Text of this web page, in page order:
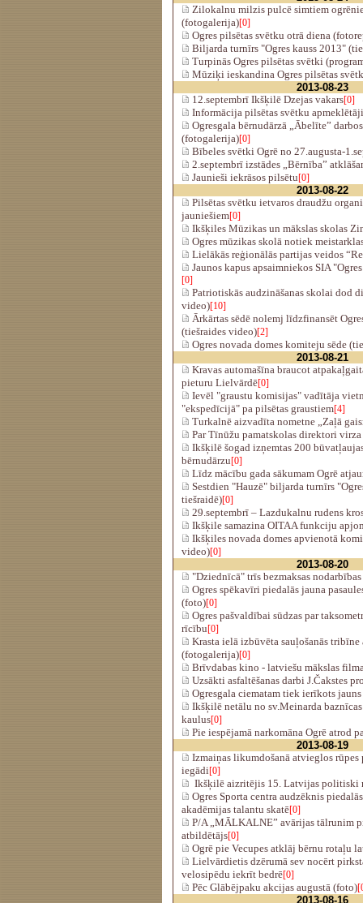
Zilokalnu milzis pulcē simtiem
(fotogalerija)[0]
Ogres pilsētas svētku otrā diena
Biljarda turnīrs "Ogres kauss 2013"
Turpinās Ogres pilsētas svētki
Mūziķi ieskandina Ogres pilsētas
2013-08-23
12.septembrī Ikšķilē Dzejas vakars[0]
Informācija pilsētas svētku
Ogresgala bērnudārzā „Ābelīte”
(fotogalerija)[0]
Bībeles svētki Ogrē no 27.augusta-
2.septembrī izstādes „Bērnība”
Jaunieši iekrāsos pilsētu[0]
2013-08-22
Pilsētas svētku ietvaros draudžu
jauniešiem[0]
Ikšķiles Mūzikas un mākslas skolas
Ogres mūzikas skolā notiek
Lielākās reģionālās partijas veidos
Jaunos kapus apsaimniekos SIA
[0]
Patriotiskās audzināšanas skolai dod
video)[10]
Ārkārtas sēdē nolemj līdzfinansēt
(tiešraides video)[2]
Ogres novada domes komiteju sēde
2013-08-21
Kravas automašīna braucot
pieturu Lielvārdē[0]
Ievēl "graustu komisijas" vadītāja
"ekspedīcijā" pa pilsētas graustiem[4]
Turkalnē aizvadīta nometne „Zaļā
Par Tīnūžu pamatskolas direktori
Ikšķilē šogad izņemtas 200
bērnudārzu[0]
Līdz mācību gada sākumam Ogrē
Sestdien "Hauzē" biljarda turnīrs
tiešraidē)[0]
29.septembrī – Lazdukalnu rudens
Ikšķile samazina OITAA funkciju
Ikšķiles novada domes apvienotā
video)[0]
2013-08-20
"Dziednīcā" trīs bezmaksas
Ogres spēkavīri piedalās jauna
(foto)[0]
Ogres pašvaldībai sūdzas par
rīcību[0]
Krasta ielā izbūvēta sauļošanās tribīne
(fotogalerija)[0]
Brīvdabas kino - latviešu mākslas
Uzsākti asfaltēšanas darbi J.Čakstes
Ogresgala ciematam tiek ierīkots
Ikšķilē netālu no sv.Meinarda
kaulus[0]
Pie iespējamā narkomāna Ogrē atrod
2013-08-19
Izmaiņas likumdošanā atvieglos rūpes
iegādi[0]
Ikšķilē aizritējis 15. Latvijas politiski
Ogres Sporta centra audzēknis
akadēmijas talantu skatē[0]
P/A „MĀLKALNE” avārijas tālrunim
atbildētājs[0]
Ogrē pie Vecupes atklāj bērnu rotaļu
Lielvārdietis dzērumā sev nocērt
velosipēdu iekrīt bedrē[0]
Pēc Glābējpaku akcijas augustā (foto)
2013-08-16